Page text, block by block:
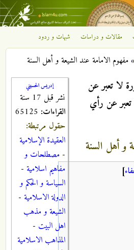
الرئيسي
مقالات و دراسات شبهات و ردود
»مفهوم الامامة عند الشيعة و أهل السنة
إدريس الحسيني
نشر قبل 17 سنة
القراءات:
حقول مرتبطة:
العقيدة الإسلامية
- مصطلحات و
مفاهيم اسلامية -
السياسة و الحكم و
الدولة الاسلامية -
الشيعة و مذهب
اهل البيت -
المذاهب الاسلامية
لا تعبر عن
تعبر عن رأي
و أهل السنة
]